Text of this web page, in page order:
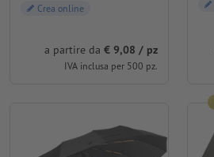
Crea online
a partire da € 9,08 / pz
IVA inclusa per 500 pz.